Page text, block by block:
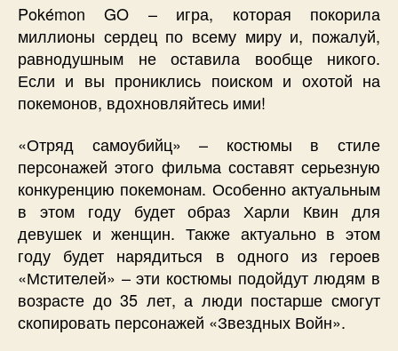
Pokémon GO – игра, которая покорила
миллионы сердец по всему миру и, пожалуй,
равнодушным не оставила вообще никого.
Если и вы прониклись поиском и охотой на
покемонов, вдохновляйтесь ими!
«Отряд самоубийц» – костюмы в стиле
персонажей этого фильма составят серьезную
конкуренцию покемонам. Особенно актуальным
в этом году будет образ Харли Квин для
девушек и женщин. Также актуально в этом
году будет нарядиться в одного из героев
«Мстителей» – эти костюмы подойдут людям в
возрасте до 35 лет, а люди постарше смогут
скопировать персонажей «Звездных Войн».